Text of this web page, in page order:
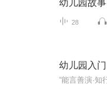
幼儿园故事
28
幼儿园入门